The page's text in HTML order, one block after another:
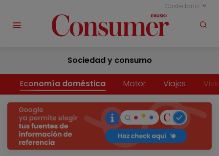
Castellano
Sociedad y consumo
Economía doméstica Motor Viajes